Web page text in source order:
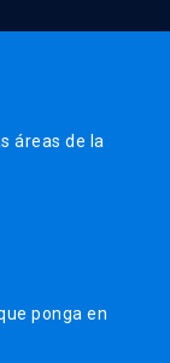
áreas de la
ponga en